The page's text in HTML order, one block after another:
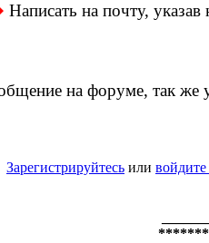
Написать на почту,
на форуме, так же
Зарегистрируйтесь или